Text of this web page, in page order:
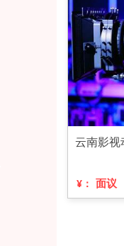
云南影视
¥： 面议